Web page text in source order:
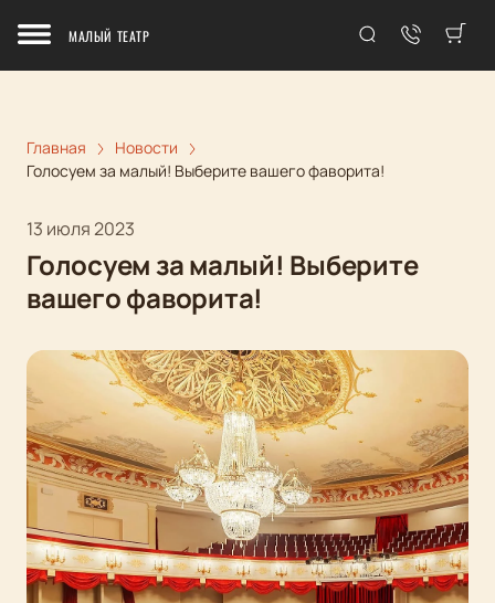
МАЛЫЙ ТЕАТР
Главная
Новости
Голосуем за малый! Выберите вашего фаворита!
13 июля 2023
Голосуем за малый! Выберите
вашего фаворита!